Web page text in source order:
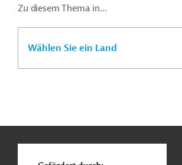
Zu diesem Thema in...
Wählen Sie ein Land